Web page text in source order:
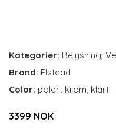
Kategorier: Belysning,
Brand: Elstead
Color: polert krom, klart
3399 NOK